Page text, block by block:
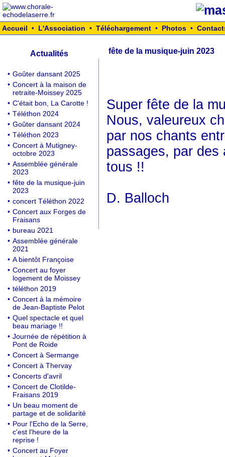
Accueil • L'Association • Téléchargement • Photos •
Actualités
• Goûter dansant 2025
• Concert à la maison de
retraite-Moissey 2025
• C'était bon, La Carotte !
• Téléthon 2024
• Goûter dansant 2024
• Téléthon 2023
• Concert à Mutigney-
octobre 2023
• Assemblée générale
2023
• fête de la musique-juin
2023
• concert Téléthon 2022
• Concert aux Forges de
Fraisans
• bureau 2021
• Assemblée générale
2021
• A bientôt Françoise
• Concert au foyer
logement de Moissey
• téléthon 2019
• Concert à la mémoire
de Jean-Baptiste Pelot
• Quel spectacle et quel
beau mariage !!
• Journée de répétition à
Pont de Roide
• Concert à Sermange
• Concert à Thervay
• Concerts d'avril
• Concert de Clotilde-
Fraisans 2019
• Un beau moment de
partage et de solidarité
• Pour l'Echo de la Serre,
c'est l'heure de la
reprise !
• Concert au Foyer
fête de la musique-juin 2023
Super fête de la
Nous, valeureux
par nos chants
passages, par des
tous !!
D. Balloch